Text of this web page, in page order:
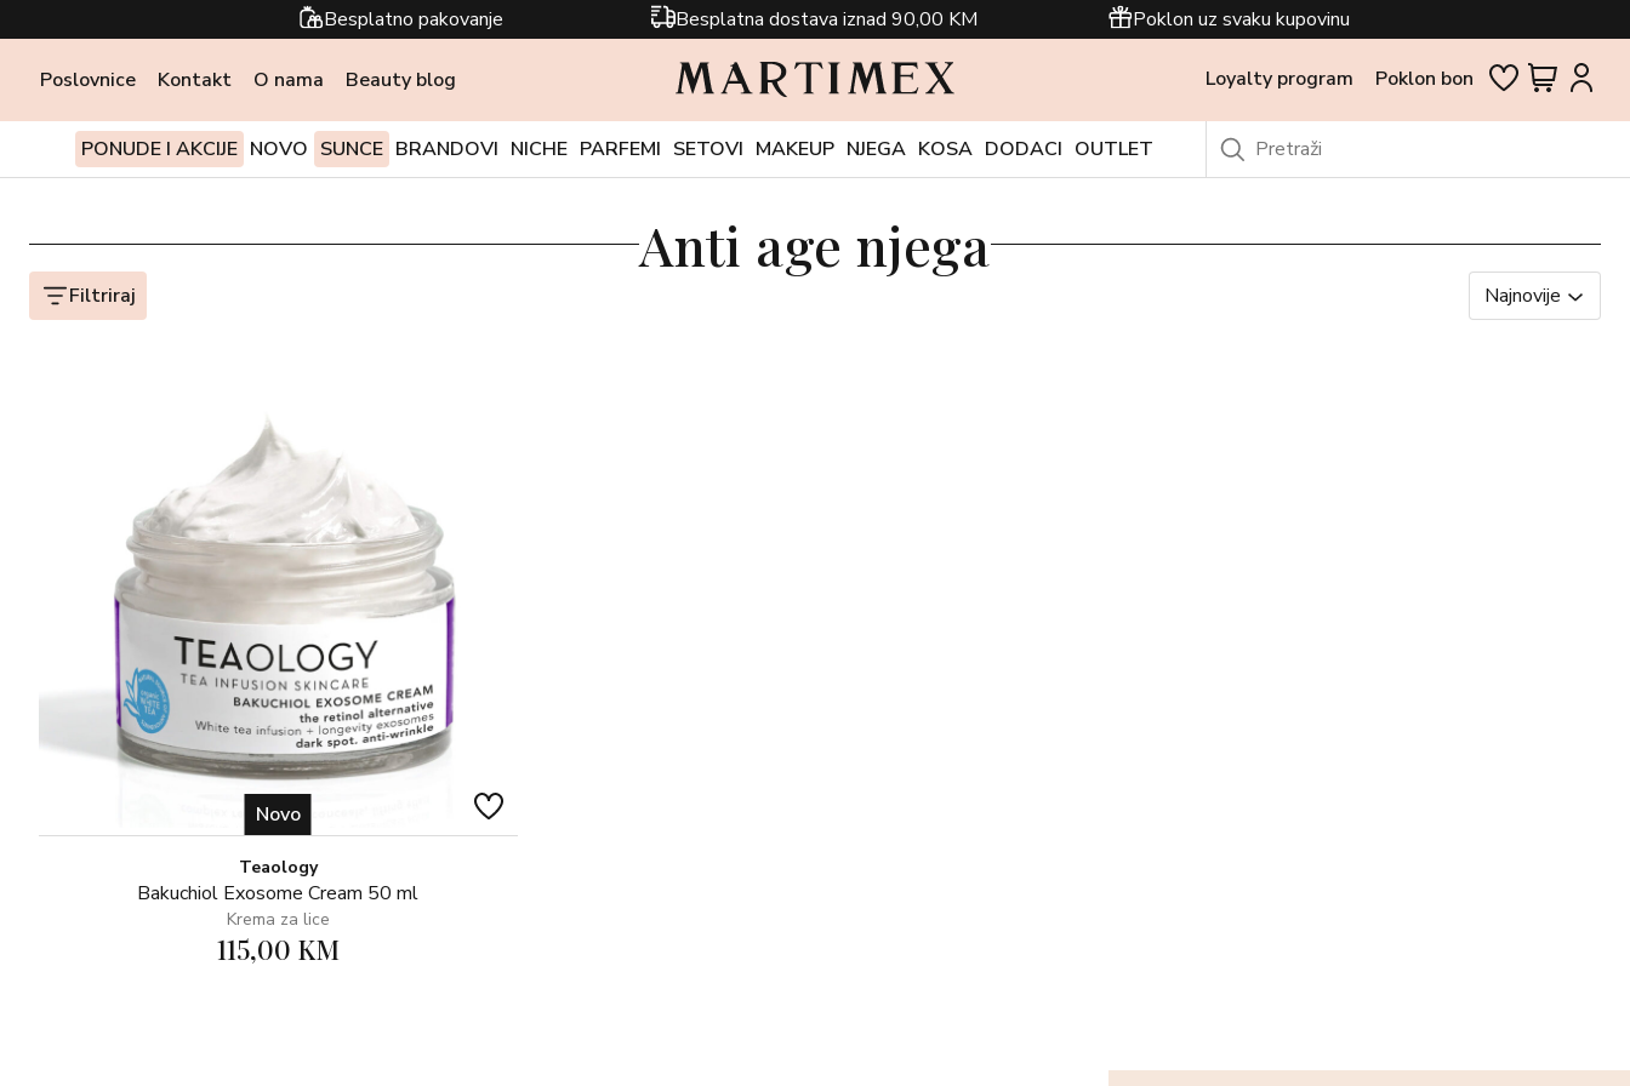
Besplatno pakovanje Besplatna dostava iznad 90,00 KM Poklon uz svaku kupovinu
Poslovnice Kontakt O nama Beauty blog Loyalty program Poklon bon
PONUDE I AKCIJE NOVO SUNCE BRANDOVI NICHE PARFEMI SETOVI MAKEUP NJEGA KOSA DODACI OUTLET
Anti age njega
Filtriraj Najnovije
Novo
Teaology
Bakuchiol Exosome Cream 50 ml
Krema za lice
115,00 KM